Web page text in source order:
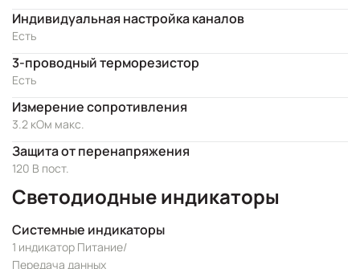
Индивидуальная настройка каналов
Есть
3-проводный терморезистор
Есть
Измерение сопротивления
3.2 кОм макс.
Защита от перенапряжения
120 В пост.
Светодиодные индикаторы
Системные индикаторы
1 индикатор Питание/
Передача данных